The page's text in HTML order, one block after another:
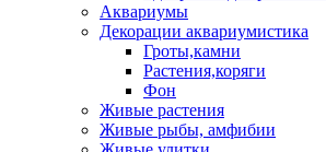
Аквариумы
Декорации аквариумистика
Гроты,камни
Растения,коряги
Фон
Живые растения
Живые рыбы, амфибии